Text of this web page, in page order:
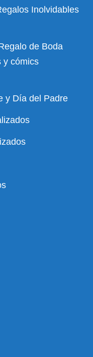
Inolvidables
de Boda
y cómics
y Día del Padre